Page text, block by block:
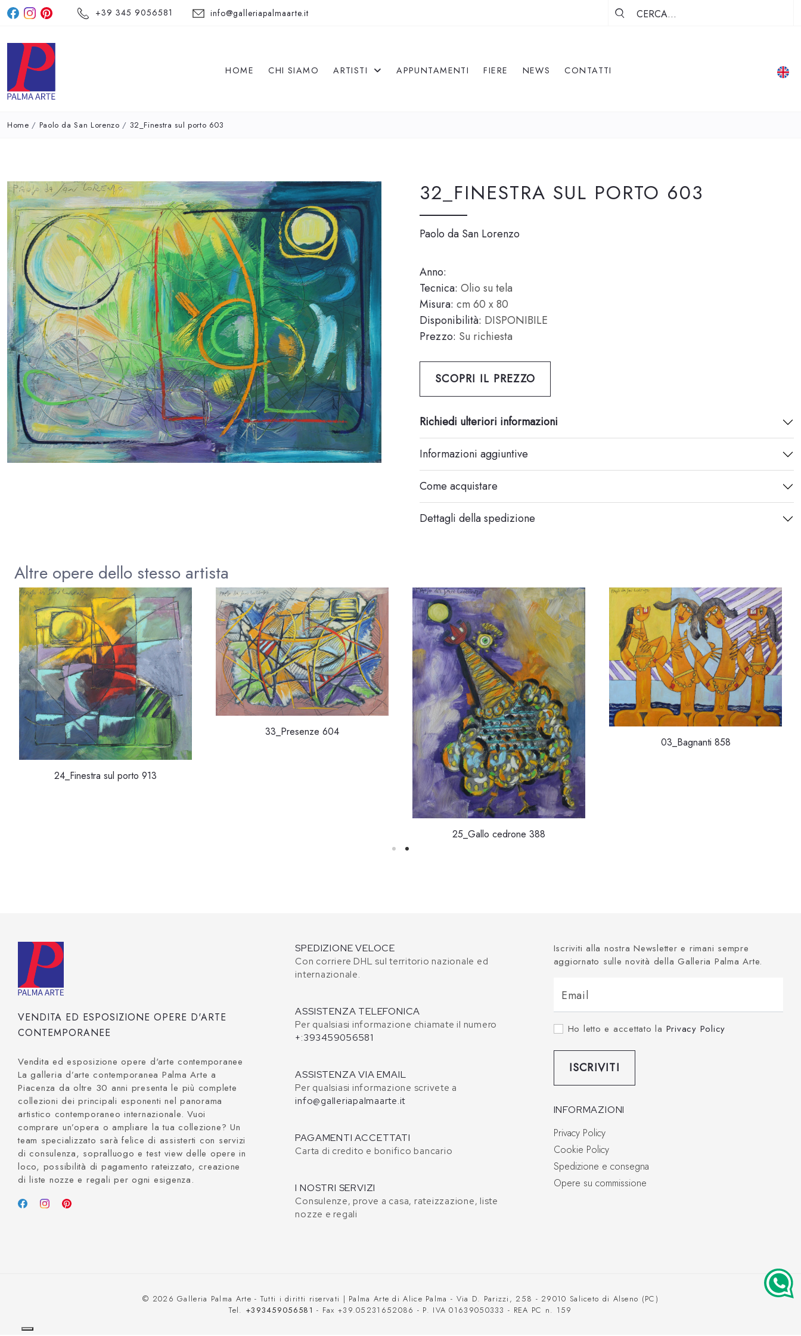
+39 345 9056581 info@galleriapalmaarte.it
HOME CHI SIAMO ARTISTI APPUNTAMENTI FIERE NEWS CONTATTI
Home / Paolo da San Lorenzo / 32_Finestra sul porto 603
32_FINESTRA SUL PORTO 603
Paolo da San Lorenzo
Anno:
Tecnica: Olio su tela
Misura: cm 60 x 80
Disponibilità: DISPONIBILE
Prezzo: Su richiesta
SCOPRI IL PREZZO
Richiedi ulteriori informazioni
Informazioni aggiuntive
Come acquistare
Dettagli della spedizione
Altre opere dello stesso artista
24_Finestra sul porto 913
33_Presenze 604
25_Gallo cedrone 388
03_Bagnanti 858
VENDITA ED ESPOSIZIONE OPERE D'ARTE
CONTEMPORANEE
Vendita ed esposizione opere d'arte contemporanee
La galleria d’arte contemporanea Palma Arte a
Piacenza da oltre 30 anni presenta le più complete
collezioni dei principali esponenti nel panorama
artistico contemporaneo internazionale. Vuoi
comprare un’opera o ampliare la tua collezione? Un
team specializzato sarà felice di assisterti con servizi
di consulenza, sopralluogo e test view delle opere in
loco, possibilità di pagamento rateizzato, creazione
di liste nozze e regali per ogni esigenza.
SPEDIZIONE VELOCE
Con corriere DHL sul territorio nazionale ed
internazionale.
ASSISTENZA TELEFONICA
Per qualsiasi informazione chiamate il numero
+:393459056581
ASSISTENZA VIA EMAIL
Per qualsiasi informazione scrivete a
info@galleriapalmaarte.it
PAGAMENTI ACCETTATI
Carta di credito e bonifico bancario
I NOSTRI SERVIZI
Consulenze, prove a casa, rateizzazione, liste
nozze e regali
Iscriviti alla nostra Newsletter e rimani sempre
aggiornato sulle novità della Galleria Palma Arte.
Email
Ho letto e accettato la Privacy Policy
ISCRIVITI
INFORMAZIONI
Privacy Policy
Cookie Policy
Spedizione e consegna
Opere su commissione
© 2026 Galleria Palma Arte - Tutti i diritti riservati | Palma Arte di Alice Palma - Via D. Parizzi, 258 - 29010 Saliceto di Alseno (PC)
Tel. +393459056581 - Fax +39.05231652086 - P. IVA 01639050333 - REA PC n. 159